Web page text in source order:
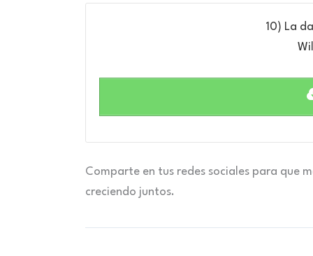
10) La
Comparte en tus redes sociales para que
creciendo juntos.